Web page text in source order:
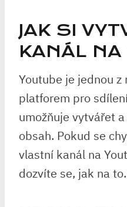
JAK SI
KANÁL NA
Youtube je jednou
platforem pro
umožňuje vytvářet
obsah. Pokud se
vlastní kanál na
dozvíte se, jak na to.